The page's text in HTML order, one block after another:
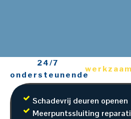
24/7
ondersteunende
Schadevrij deuren openen
Meerpuntssluiting